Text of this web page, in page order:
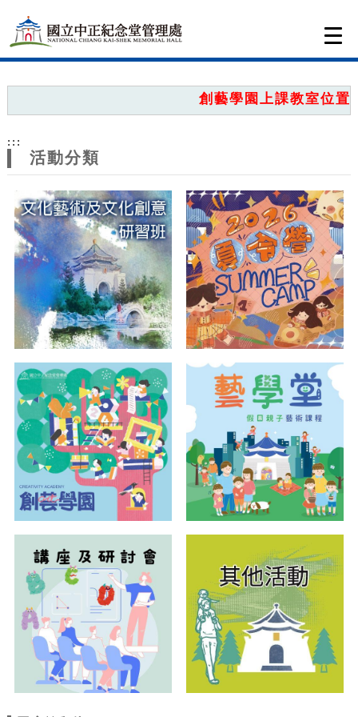
網
站
主
題
創藝學園上課教室位置圖
:::
活動分類